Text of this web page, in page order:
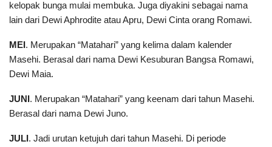
kelopak bunga mulai membuka. Juga diyakini sebagai nama
lain dari Dewi Aphrodite atau Apru, Dewi Cinta orang Romawi.
MEI. Merupakan “Matahari” yang kelima dalam kalender
Masehi. Berasal dari nama Dewi Kesuburan Bangsa Romawi,
Dewi Maia.
JUNI. Merupakan “Matahari” yang keenam dari tahun Masehi.
Berasal dari nama Dewi Juno.
JULI. Jadi urutan ketujuh dari tahun Masehi. Di periode